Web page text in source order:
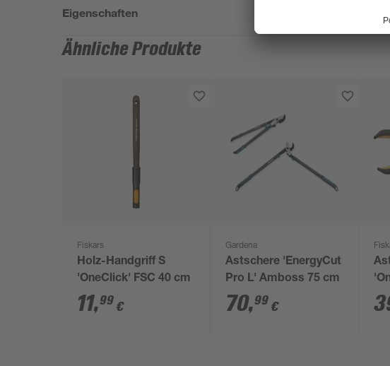
Eigenschaften
Ähnliche Produkte
Fiskars
Holz-Handgriff S
'OneClick' FSC 40 cm
11,99 €
Gardena
Astschere 'EnergyCut
Pro L' Amboss 75 cm
70,99 €